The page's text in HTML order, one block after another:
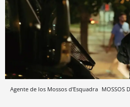
Agente de los Mossos d'Esquadra MOSSOS